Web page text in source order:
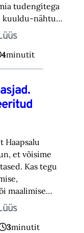
tudengitega
kuuldu-nähtu…
4minutit
Haapsalu
et võisime
Kas tegu
maalimise…
3minutit